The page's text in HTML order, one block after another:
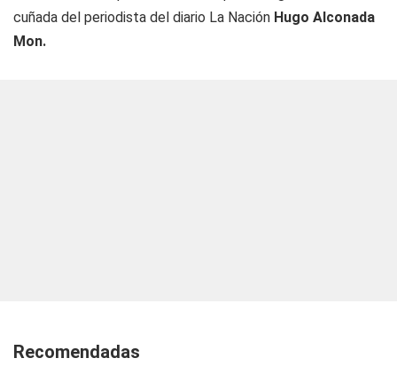
cuñada del periodista del diario La Nación Hugo Alconada
Mon.
Recomendadas